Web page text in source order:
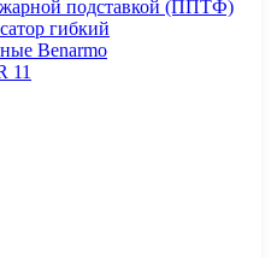
подставкой (ППТФ)
гибкий
Benarmo
11